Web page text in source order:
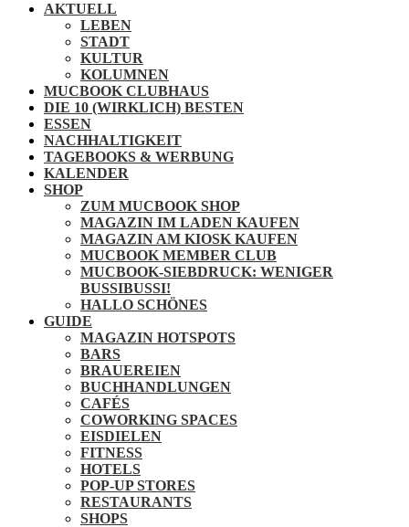
AKTUELL
LEBEN
STADT
KULTUR
KOLUMNEN
MUCBOOK CLUBHAUS
DIE 10 (WIRKLICH) BESTEN
ESSEN
NACHHALTIGKEIT
TAGEBOOKS & WERBUNG
KALENDER
SHOP
ZUM MUCBOOK SHOP
MAGAZIN IM LADEN KAUFEN
MAGAZIN AM KIOSK KAUFEN
MUCBOOK MEMBER CLUB
MUCBOOK-SIEBDRUCK: WENIGER
BUSSIBUSSI!
HALLO SCHÖNES
GUIDE
MAGAZIN HOTSPOTS
BARS
BRAUEREIEN
BUCHHANDLUNGEN
CAFÉS
COWORKING SPACES
EISDIELEN
FITNESS
HOTELS
POP-UP STORES
RESTAURANTS
SHOPS